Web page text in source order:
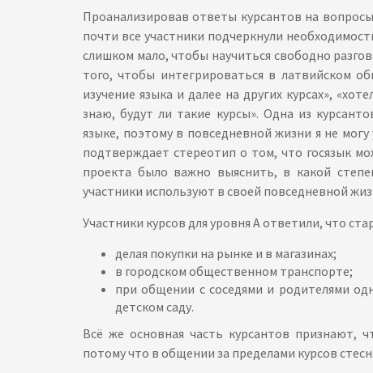
Проанализировав ответы курсантов на
почти все участники подчеркнули
слишком мало, чтобы научиться свободно
того, чтобы интегрироваться в латвийском
изучение языка и далее на других курсах»,
знаю, будут ли такие курсы». Одна из
языке, поэтому в повседневной жизни я не
подтверждает стереотип о том, что госязык
проекта было важно выяснить, в какой
участники используют в своей повседневной
Участники курсов для уровня А ответили, что
делая покупки на рынке и в магазинах;
в городском общественном транспорте;
при общении с соседями и родителями
детском саду.
Всё же основная часть курсантов признают,
потому что в общении за пределами курсов